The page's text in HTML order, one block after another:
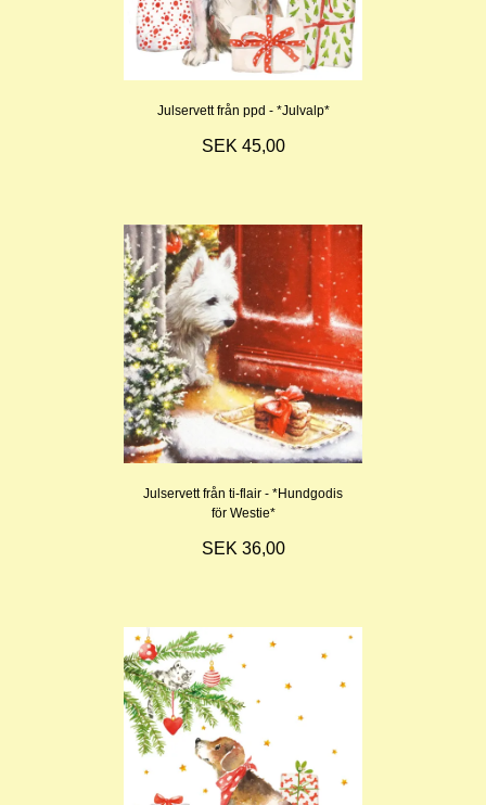
Julservett från ppd - *Julvalp*
SEK 45,00
Julservett från ti-flair - *Hundgodis
för Westie*
SEK 36,00